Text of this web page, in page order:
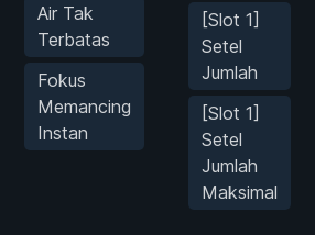
Air Tak
Terbatas
Fokus
Memancing
Instan
[Slot 1]
Setel
Jumlah
[Slot 1]
Setel
Jumlah
Maksimal